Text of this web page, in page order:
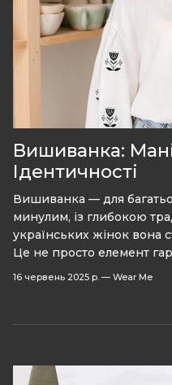
Вишиванка:
Ідентичності
Вишиванка — для
минулим, із глибокою
українських жінок вона
Це не просто елемент
16 червень 2025 р. — Wear Me